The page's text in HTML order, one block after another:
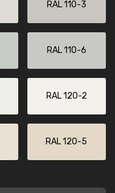
RAL 110-3
RAL 110-6
RAL 120-2
RAL 120-5